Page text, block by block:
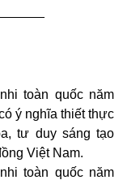
toàn quốc năm
ý nghĩa thiết thực
tư duy sáng tạo
Việt Nam.
toàn quốc năm